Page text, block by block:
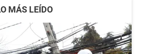
MÁS LEÍDO